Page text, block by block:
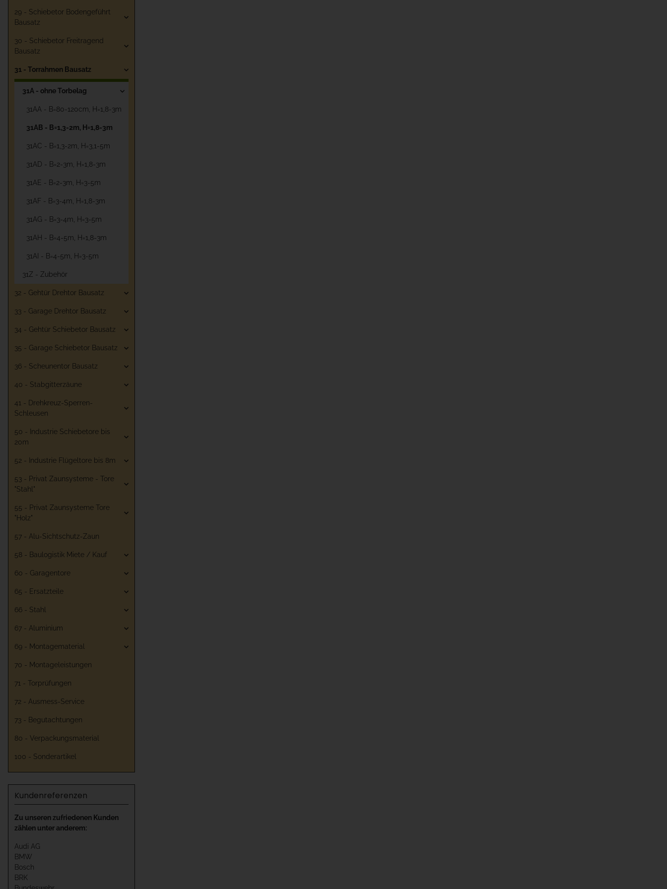
29 - Schiebetor Bodengeführt
Bausatz
30 - Schiebetor Freitragend
Bausatz
31 - Torrahmen Bausatz
31A - ohne Torbelag
31AA - B=80-120cm, H=1,8-3m
31AB - B=1,3-2m, H=1,8-3m
31AC - B=1,3-2m, H=3,1-5m
31AD - B=2-3m, H=1,8-3m
31AE - B=2-3m, H=3-5m
31AF - B=3-4m, H=1,8-3m
31AG - B=3-4m, H=3-5m
31AH - B=4-5m, H=1,8-3m
31AI - B=4-5m, H=3-5m
31Z - Zubehör
32 - Gehtür Drehtor Bausatz
33 - Garage Drehtor Bausatz
34 - Gehtür Schiebetor Bausatz
35 - Garage Schiebetor Bausatz
36 - Scheunentor Bausatz
40 - Stabgitterzäune
41 - Drehkreuz-Sperren-
Schleusen
50 - Industrie Schiebetore bis
20m
52 - Industrie Flügeltore bis 8m
53 - Privat Zaunsysteme - Tore
"Stahl"
55 - Privat Zaunsysteme Tore
"Holz"
57 - Alu-Sichtschutz-Zaun
58 - Baulogistik Miete / Kauf
60 - Garagentore
65 - Ersatzteile
66 - Stahl
67 - Aluminium
69 - Montagematerial
70 - Montageleistungen
71 - Torprüfungen
72 - Ausmess-Service
73 - Begutachtungen
80 - Verpackungsmaterial
100 - Sonderartikel
Kundenreferenzen
Zu unseren zufriedenen Kunden
zählen unter anderem:
Audi AG
BMW
Bosch
BRK